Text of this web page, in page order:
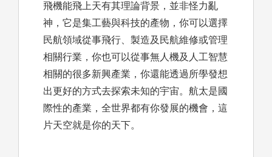
飛機能飛上天有其理論背景，並非怪力亂
神，它是集工藝與科技的產物，你可以選擇
民航領域從事飛行、製造及民航維修或管理
相關行業，你也可以從事無人機及人工智慧
相關的很多新興產業，你還能透過所學發想
出更好的方式去探索未知的宇宙。航太是國
際性的產業，全世界都有你發展的機會，這
片天空就是你的天下。